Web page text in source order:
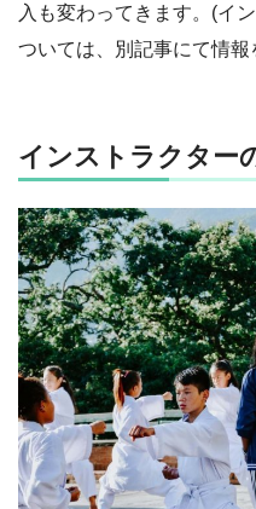
入も変わってきます。(イ
ついては、別記事にて情
インストラクター